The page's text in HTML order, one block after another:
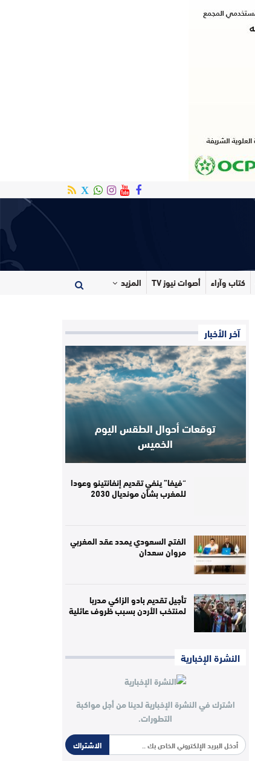
كتاب وآراء أصوات نيوز TV المزيد
آخر الأخبار
توقعات أحوال الطقس اليوم
الخميس
“فيفا” ينفي تقديم إنفانتينو وعودا
للمغرب بشأن مونديال 2030
الفتح السعودي يمدد عقد المغربي
مروان سعدان
تأجيل تقديم بادو الزاكي مدربا
لمنتخب الأردن بسبب ظروف عائلية
النشرة الإخبارية
اشترك في النشرة الإخبارية لدينا من أجل مواكبة
التطورات.
الاشتراك